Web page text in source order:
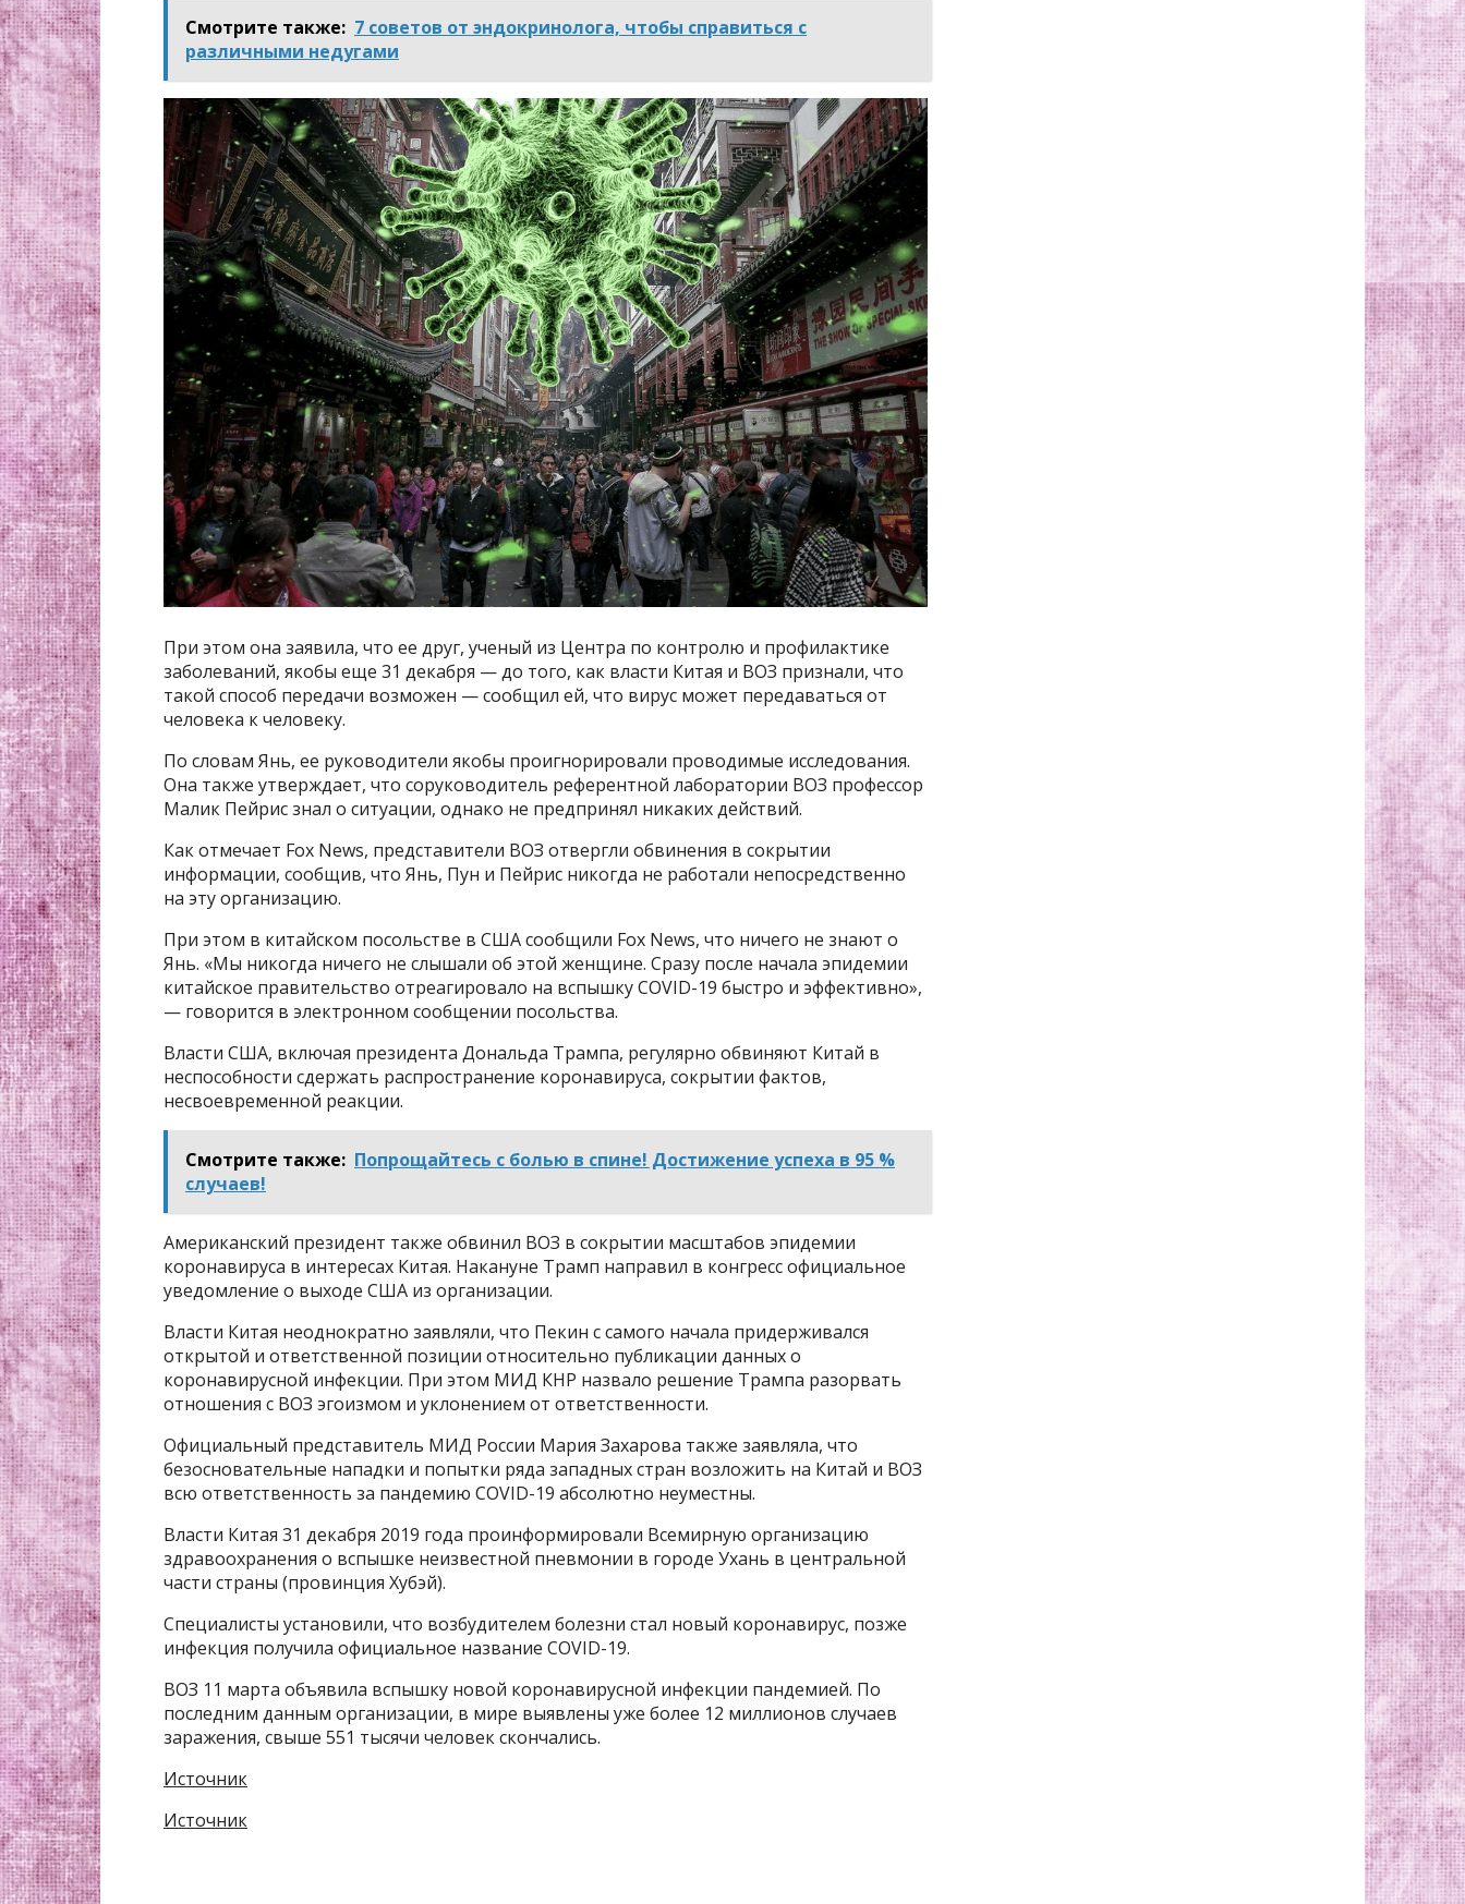
Смотрите также: 7 советов от эндокринолога, чтобы справиться с
различными недугами
При этом она заявила, что ее друг, ученый из Центра по контролю и профилактике
заболеваний, якобы еще 31 декабря — до того, как власти Китая и ВОЗ признали, что
такой способ передачи возможен — сообщил ей, что вирус может передаваться от
человека к человеку.
По словам Янь, ее руководители якобы проигнорировали проводимые исследования.
Она также утверждает, что соруководитель референтной лаборатории ВОЗ профессор
Малик Пейрис знал о ситуации, однако не предпринял никаких действий.
Как отмечает Fox News, представители ВОЗ отвергли обвинения в сокрытии
информации, сообщив, что Янь, Пун и Пейрис никогда не работали непосредственно
на эту организацию.
При этом в китайском посольстве в США сообщили Fox News, что ничего не знают о
Янь. «Мы никогда ничего не слышали об этой женщине. Сразу после начала эпидемии
китайское правительство отреагировало на вспышку COVID-19 быстро и эффективно»,
— говорится в электронном сообщении посольства.
Власти США, включая президента Дональда Трампа, регулярно обвиняют Китай в
неспособности сдержать распространение коронавируса, сокрытии фактов,
несвоевременной реакции.
Смотрите также: Попрощайтесь с болью в спине! Достижение успеха в 95 %
случаев!
Американский президент также обвинил ВОЗ в сокрытии масштабов эпидемии
коронавируса в интересах Китая. Накануне Трамп направил в конгресс официальное
уведомление о выходе США из организации.
Власти Китая неоднократно заявляли, что Пекин с самого начала придерживался
открытой и ответственной позиции относительно публикации данных о
коронавирусной инфекции. При этом МИД КНР назвало решение Трампа разорвать
отношения с ВОЗ эгоизмом и уклонением от ответственности.
Официальный представитель МИД России Мария Захарова также заявляла, что
безосновательные нападки и попытки ряда западных стран возложить на Китай и ВОЗ
всю ответственность за пандемию COVID-19 абсолютно неуместны.
Власти Китая 31 декабря 2019 года проинформировали Всемирную организацию
здравоохранения о вспышке неизвестной пневмонии в городе Ухань в центральной
части страны (провинция Хубэй).
Специалисты установили, что возбудителем болезни стал новый коронавирус, позже
инфекция получила официальное название COVID-19.
ВОЗ 11 марта объявила вспышку новой коронавирусной инфекции пандемией. По
последним данным организации, в мире выявлены уже более 12 миллионов случаев
заражения, свыше 551 тысячи человек скончались.
Источник
Источник